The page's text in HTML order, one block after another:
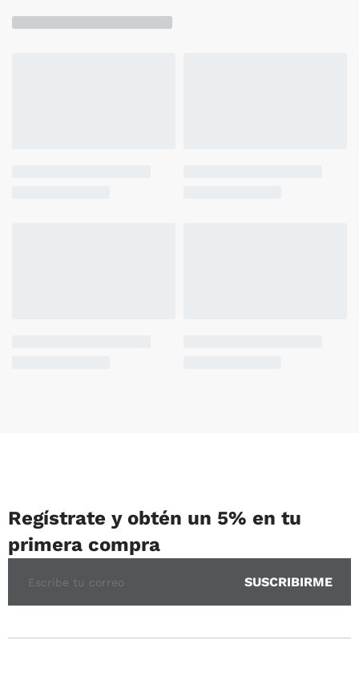
Regístrate y obtén un 5% en tu
primera compra